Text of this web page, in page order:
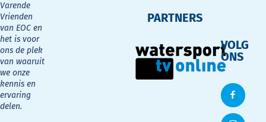
Varende
Vrienden
van EOC en
het is voor
ons de plek
van waaruit
we onze
kennis en
ervaring
delen.
PARTNERS
VOLG
ONS